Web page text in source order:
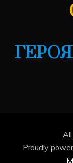
Proudly